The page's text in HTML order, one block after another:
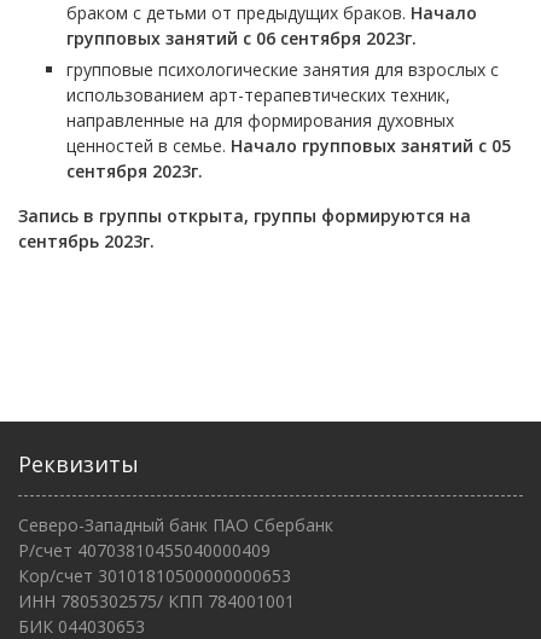
браком с детьми от предыдущих браков. Начало
групповых занятий с 06 сентября 2023г.
групповые психологические занятия для взрослых с
использованием арт-терапевтических техник,
направленные на для формирования духовных
ценностей в семье. Начало групповых занятий с 05
сентября 2023г.
Запись в группы открыта, группы формируются на
сентябрь 2023г.
Реквизиты
Северо-Западный банк ПАО Сбербанк
Р/счет 40703810455040000409
Кор/счет 30101810500000000653
ИНН 7805302575/ КПП 784001001
БИК 044030653